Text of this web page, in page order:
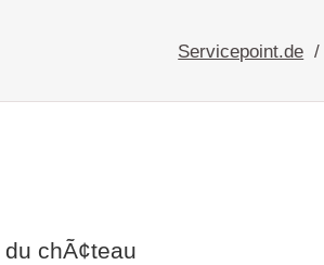
Servicepoint.de
du chÃ¢teau